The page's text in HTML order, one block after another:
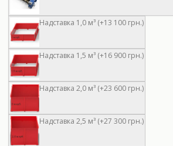
Надставка 1,0 м³ (+13 100 грн.)
Надставка 1,5 м³ (+16 900 грн.)
Надставка 2,0 м³ (+23 600 грн.)
Надставка 2,5 м³ (+27 300 грн.)